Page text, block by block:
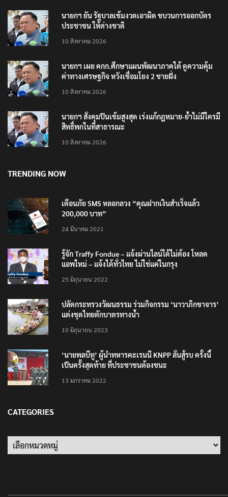
ประชาชน ให้ต่างชาติ
10 สิงหาคม 2026
ค่าทางเศรษฐกิจ หวังเชื่อมโยง 2 ชายฝั่ง
10 สิงหาคม 2026
สิทธิ์พกในที่สาธารณะ
10 สิงหาคม 2026
200,000 บาท”
24 มีนาคม 2021
แอพใหม่ – แจ้งได้ทั่วไทย ไม่ใช่แค่ในกรุง
25 มิถุนายน 2022
แต่งชุดไทยตักบาตรทางน้ำ
10 มิถุนายน 2023
เป็นครั้งสุดท้าย ที่ประชาชนต้องชนะ
13 มกราคม 2022